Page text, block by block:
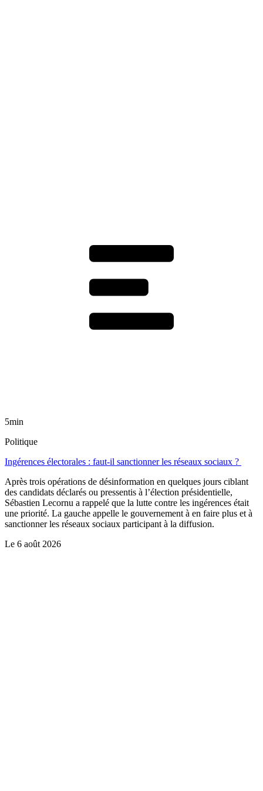
5min
Politique
Ingérences électorales : faut-il sanctionner les réseaux sociaux ?
Après trois opérations de désinformation en quelques jours ciblant
des candidats déclarés ou pressentis à l’élection présidentielle,
Sébastien Lecornu a rappelé que la lutte contre les ingérences était
une priorité. La gauche appelle le gouvernement à en faire plus et à
sanctionner les réseaux sociaux participant à la diffusion.
Le 6 août 2026